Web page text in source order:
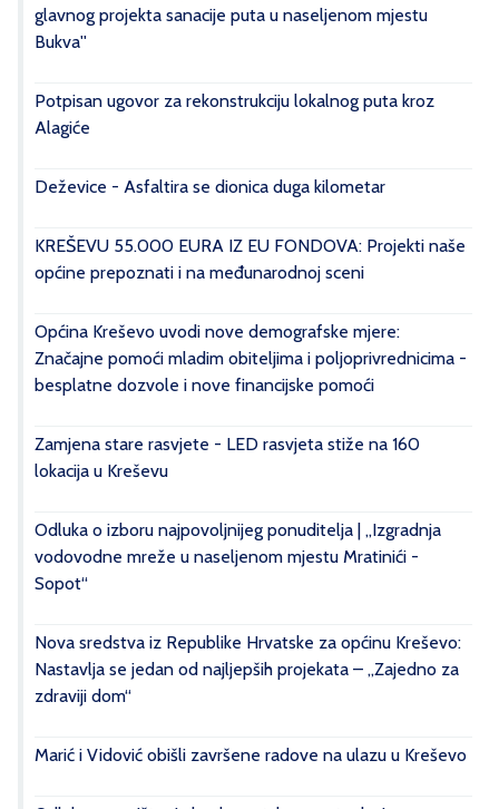
glavnog projekta sanacije puta u naseljenom mjestu
Bukva''
Potpisan ugovor za rekonstrukciju lokalnog puta kroz
Alagiće
Deževice - Asfaltira se dionica duga kilometar
KREŠEVU 55.000 EURA IZ EU FONDOVA: Projekti naše
općine prepoznati i na međunarodnoj sceni
Općina Kreševo uvodi nove demografske mjere:
Značajne pomoći mladim obiteljima i poljoprivrednicima -
besplatne dozvole i nove financijske pomoći
Zamjena stare rasvjete - LED rasvjeta stiže na 160
lokacija u Kreševu
Odluka o izboru najpovoljnijeg ponuditelja | „Izgradnja
vodovodne mreže u naseljenom mjestu Mratinići -
Sopot“
Nova sredstva iz Republike Hrvatske za općinu Kreševo:
Nastavlja se jedan od najljepših projekata – „Zajedno za
zdraviji dom“
Marić i Vidović obišli završene radove na ulazu u Kreševo